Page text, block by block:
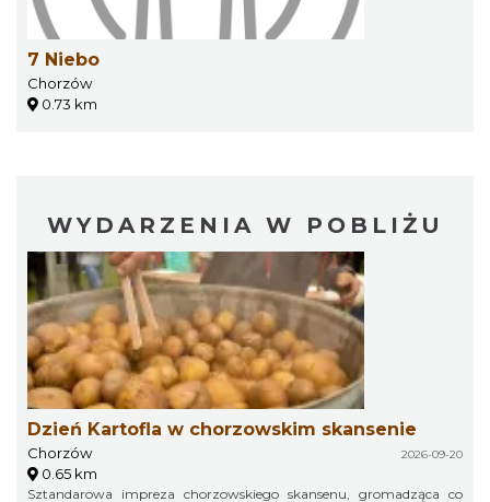
7 Niebo
Chorzów
0.73 km
WYDARZENIA W POBLIŻU
Dzień Kartofla w chorzowskim skansenie
Chorzów 2026-09-20
0.65 km
Sztandarowa impreza chorzowskiego skansenu, gromadząca co